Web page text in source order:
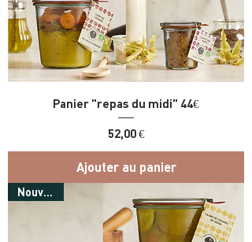
Panier "repas du midi" 44€
Prix
52,00 €
Ajouter au panier
Nouveau !